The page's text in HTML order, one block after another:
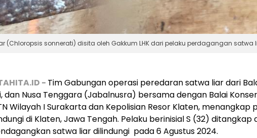
(Chloropsis sonnerati) disita oleh Gakkum LHK dari pelaku perdagangan satwa
- Tim Gabungan operasi peredaran satwa liar dari
dan Nusa Tenggara (Jabalnusra) bersama dengan Balai
Wilayah I Surakarta dan Kepolisian Resor Klaten,
di Klaten, Jawa Tengah. Pelaku berinisial S (32)
satwa liar dilindungi pada 6 Agustus 2024.